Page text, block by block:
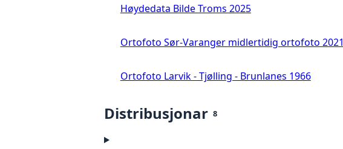
Høydedata Bilde Troms 2025
Ortofoto Sør-Varanger midlertidig ortofoto 2021
Ortofoto Larvik - Tjølling - Brunlanes 1966
Distribusjonar 8